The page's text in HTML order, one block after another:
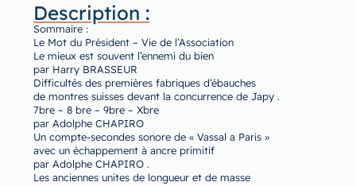
Description :
Sommaire :
Le Mot du Président – Vie de l’Association
Le mieux est souvent l’ennemi du bien
par Harry BRASSEUR
Difficultés des premières fabriques d’ébauches
de montres suisses devant la concurrence de Japy .
7bre – 8 bre – 9bre – Xbre
par Adolphe CHAPIRO
Un compte-secondes sonore de « Vassal a Paris »
avec un échappement à ancre primitif
par Adolphe CHAPIRO .
Les anciennes unites de longueur et de masse